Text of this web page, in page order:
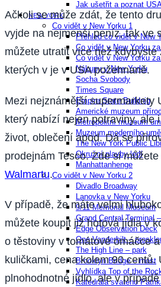
Jak ušetřit a poznat
NEW YORK
Co vidět v New Yorku 1
Přehled co vidět v New
Co vidět v New Yorku
Co vidět v New Yorku
Nákupy v New Yorku
Socha Svobody
Times Square
Empire State Buildnig
Americké muzeum
Metropolitní muzeum
Muzeum moderního
The New York Public
Okružní plavby lodí
Manhattanhenge
Co vidět v New Yorku 2
Divadlo Broadway
Lanovka v New Yorku
9/11 Memorial Museum
Grand Central Terminal
Edge Observation Deck
One Vanderbilt –
The High Line – park
Brooklyn Bridge – most
Vyhlídka Top of the
Katedrála svatého
Ačkoli se může zdát, že tento
vyjde na nejmenší peníz, tak ve
můžete utratit více než kdybyste
kterých v je v USA požehnaně.
Mezi nejznámější supermarkety
který nabízí nejen potraviny, ale
život, oblečení apod. Dá se
prodejnám Tesco. Zde si můžete
Walmartu.
V případě, že máte velmi
můžete koupit již hotová jídla v
o těstoviny v tomátové omáčce a
kuličkami, cena kolem 90 centů.
plnohodnotné jídlo, ale v